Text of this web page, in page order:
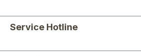
Service Hotline